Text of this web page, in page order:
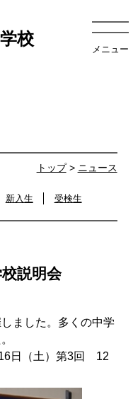
校
メニュー
トップ> ニュース
新入生 受検生
説明会
ました。多くの中学
日（土）第3回 12